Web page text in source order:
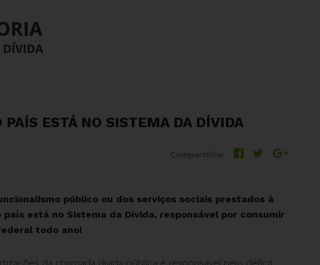
PAÍS ESTÁ NO SISTEMA DA DÍVIDA
público ou dos serviços sociais prestados à
país está no Sistema da Dívida, responsável por consumir
todo ano!